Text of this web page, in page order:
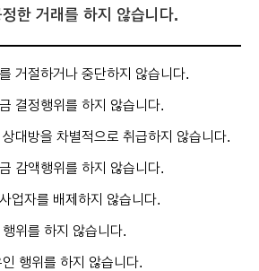
한 거래를 하지 않습니다.
거절하거나 중단하지 않습니다.
결정행위를 하지 않습니다.
대방을 차별적으로 취급하지 않습니다.
감액행위를 하지 않습니다.
업자를 배제하지 않습니다.
위를 하지 않습니다.
행위를 하지 않습니다.